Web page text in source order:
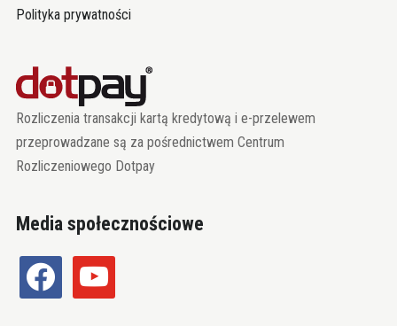
Polityka prywatności
Rozliczenia transakcji kartą kredytową i e-przelewem
przeprowadzane są za pośrednictwem Centrum
Rozliczeniowego Dotpay
Media społecznościowe
facebook youtube